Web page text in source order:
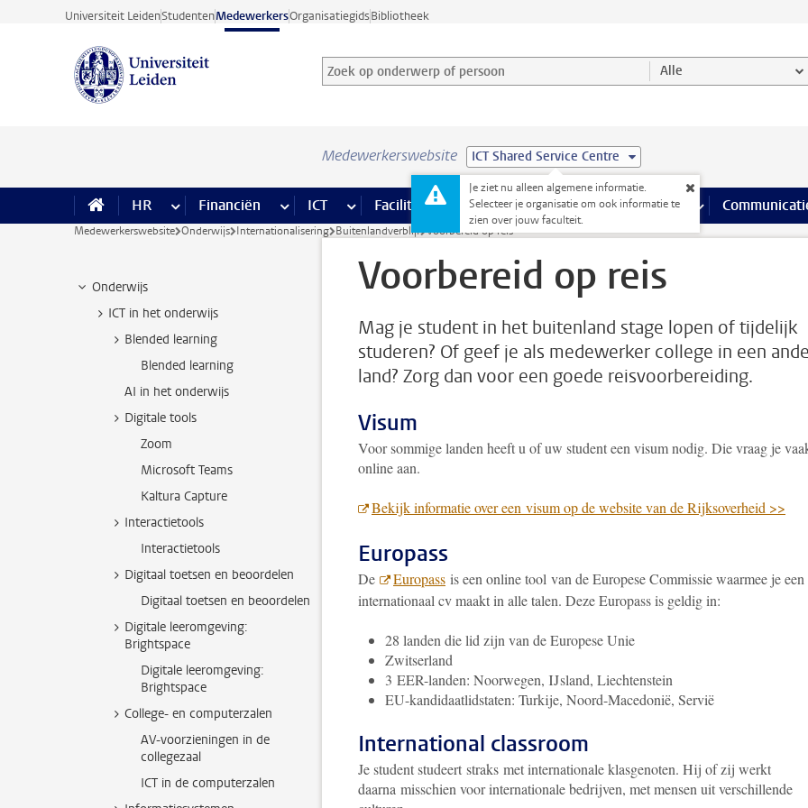
Ga direct naar de inhoud
Universiteit LeidenStudentenMedewerkersOrganisatiegidsBibliotheek
Zoek op onderwerp of persoon en selecteer categorie
Zoekterm Alle
Medewerkerswebsite ICT Shared Service Centre
Je ziet nu alleen algemene informatie.
Selecteer je organisatie om ook informatie te
zien over jouw faculteit.
HR meer HR pagina’s
Financiën meer Financiën pagina’s
ICT meer ICT pagina’s
Faciliteiten meer Faciliteiten pagina’s
Onderwijs meer Onderwijs pagina’s
Onderzoek meer Onderzoek
Medewerkerswebsite Onderwijs Internationalisering Buitenlandverblijf Voorbereid op reis
Onderwijs
ICT in het onderwijs
Blended learning
Blended learning
AI in het onderwijs
Digitale tools
Zoom
Microsoft Teams
Kaltura Capture
Interactietools
Interactietools
Digitaal toetsen en beoordelen
Digitaal toetsen en beoordelen
Digitale leeromgeving:
Brightspace
Digitale leeromgeving:
Brightspace
College- en computerzalen
AV-voorzieningen in de
collegezaal
ICT in de computerzalen
Voorbereid op reis
Mag je student in het buitenland stage lopen of tijdelijk
studeren? Of geef je als medewerker college in een
land? Zorg dan voor een goede reisvoorbereiding.
Visum
Voor sommige landen heeft u of uw student een visum nodig. Die vraag je
online aan.
Bekijk informatie over een visum op de website van de Rijksoverheid >>
Europass
De Europass is een online tool van de Europese Commissie waarmee je een
internationaal cv maakt in alle talen. Deze Europass is geldig in:
28 landen die lid zijn van de Europese Unie
Zwitserland
3 EER-landen: Noorwegen, IJsland, Liechtenstein
EU-kandidaatlidstaten: Turkije, Noord-Macedonië, Servië
International classroom
Je student studeert straks met internationale klasgenoten. Hij of zij werkt
daarna misschien voor internationale bedrijven, met mensen uit verschillende